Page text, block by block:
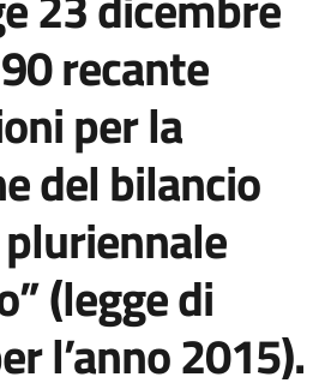
recante
per la
del bilancio
(legge di
l’anno 2015).